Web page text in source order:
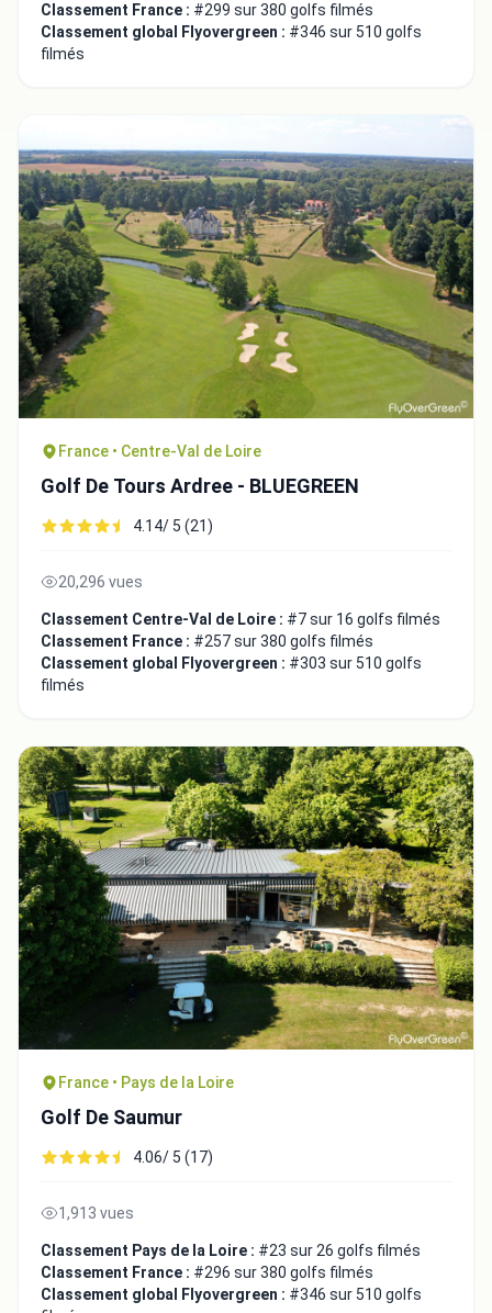
Classement France : #299 sur 380 golfs filmés
Classement global Flyovergreen : #346 sur 510 golfs
filmés
France • Centre-Val de Loire
Golf De Tours Ardree - BLUEGREEN
4.14/ 5 (21)
20,296 vues
Classement Centre-Val de Loire : #7 sur 16 golfs filmés
Classement France : #257 sur 380 golfs filmés
Classement global Flyovergreen : #303 sur 510 golfs
filmés
France • Pays de la Loire
Golf De Saumur
4.06/ 5 (17)
1,913 vues
Classement Pays de la Loire : #23 sur 26 golfs filmés
Classement France : #296 sur 380 golfs filmés
Classement global Flyovergreen : #346 sur 510 golfs